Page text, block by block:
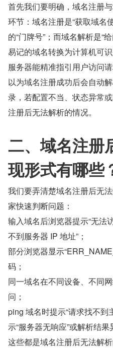
首先我们要明确，域名注册
环节：域名注册是“获取域名
的“门牌号”；而域名解析是“
易记的域名转换为计算机可
服务器能精准指引用户访问
以为域名注册成功后会自动
录，若配置不当、状态异常
注册后无法解析的情况。
二、域名注册
现形式有哪些
我们要弄清楚域名注册后无
家快速判断问题：
输入域名后浏览器提示“无法
不到服务器 IP 地址”；
部分浏览器显示
码；
同一域名在不同设备、不同
问；
ping 域名时提示“请求找不到
示“服务器无响应”或解析结果
这些都是域名注册后无法解